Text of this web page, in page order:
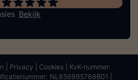
Bekijk
Privacy Cookies | KvK-nummer:
NL859995768B01 |